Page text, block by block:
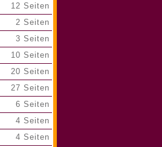
12 Seiten
2 Seiten
3 Seiten
10 Seiten
20 Seiten
27 Seiten
6 Seiten
4 Seiten
4 Seiten